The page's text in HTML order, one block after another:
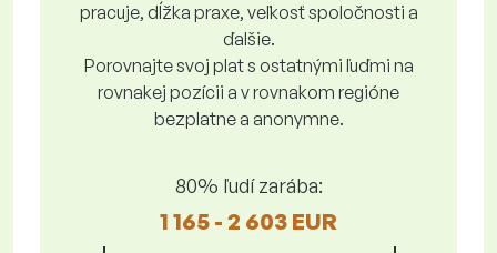
pracuje, dĺžka praxe, veľkosť spoločnosti a
ďalšie.
Porovnajte svoj plat s ostatnými ľuďmi na
rovnakej pozícii a v rovnakom regióne
bezplatne a anonymne.
80% ľudí zarába:
1 165 - 2 603 EUR